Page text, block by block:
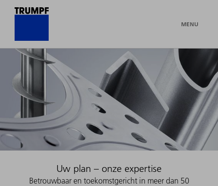
MENU
Uw plan – onze expertise
Betrouwbaar en toekomstgericht in meer dan 50